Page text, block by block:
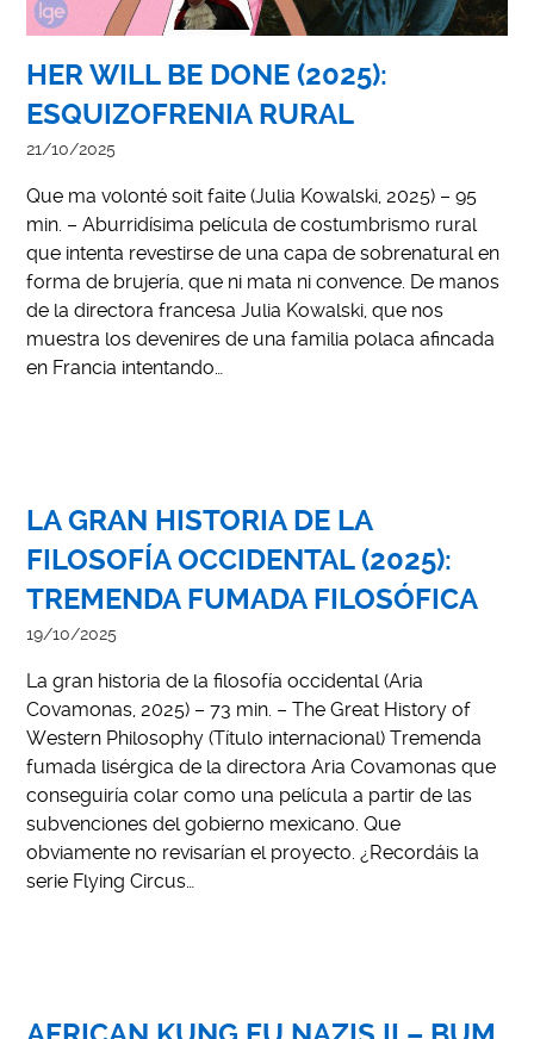
HER WILL BE DONE (2025):
ESQUIZOFRENIA RURAL
21/10/2025
Que ma volonté soit faite (Julia Kowalski, 2025) – 95
min. – Aburridísima película de costumbrismo rural
que intenta revestirse de una capa de sobrenatural en
forma de brujería, que ni mata ni convence. De manos
de la directora francesa Julia Kowalski, que nos
muestra los devenires de una familia polaca afincada
en Francia intentando…
LA GRAN HISTORIA DE LA
FILOSOFÍA OCCIDENTAL (2025):
TREMENDA FUMADA FILOSÓFICA
19/10/2025
La gran historia de la filosofía occidental (Aria
Covamonas, 2025) – 73 min. – The Great History of
Western Philosophy (Título internacional) Tremenda
fumada lisérgica de la directora Aria Covamonas que
conseguiría colar como una película a partir de las
subvenciones del gobierno mexicano. Que
obviamente no revisarían el proyecto. ¿Recordáis la
serie Flying Circus…